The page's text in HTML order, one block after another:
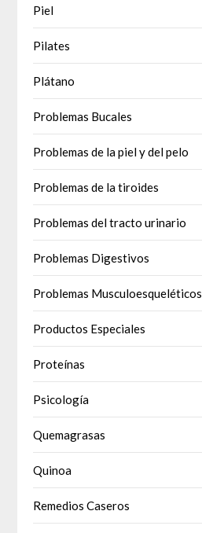
Piel
Pilates
Plátano
Problemas Bucales
Problemas de la piel y del pelo
Problemas de la tiroides
Problemas del tracto urinario
Problemas Digestivos
Problemas Musculoesqueléticos
Productos Especiales
Proteínas
Psicología
Quemagrasas
Quinoa
Remedios Caseros